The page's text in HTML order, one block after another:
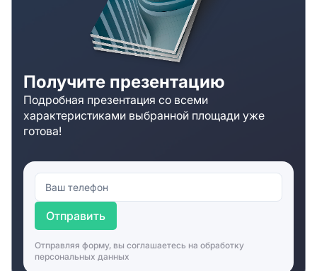
Получите презентацию
Подробная презентация со всеми
характеристиками выбранной площади уже
готова!
Отправить
Отправляя форму, вы соглашаетесь на обработку
персональных данных